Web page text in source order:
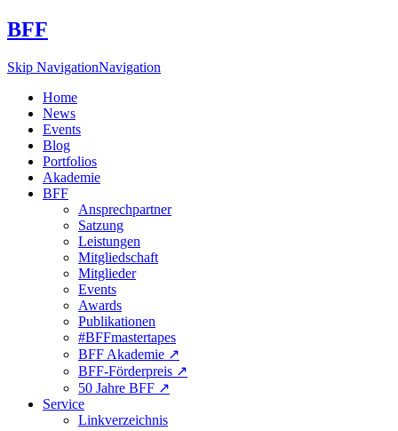
BFF
Skip NavigationNavigation
Home
News
Events
Blog
Portfolios
Akademie
BFF
Ansprechpartner
Satzung
Leistungen
Mitgliedschaft
Mitglieder
Events
Awards
Publikationen
#BFFmastertapes
BFF Akademie ↗︎
BFF-Förderpreis ↗︎
50 Jahre BFF ↗︎
Service
Linkverzeichnis